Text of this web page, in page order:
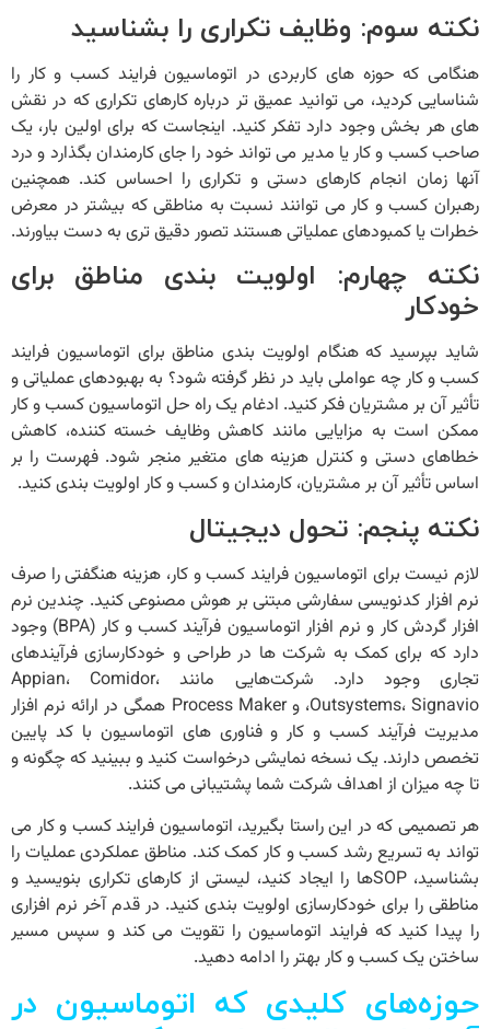
نکته سوم: وظایف تکراری را بشناسید
هنگامی که حوزه های کاربردی در اتوماسیون فرایند کسب و کار را
شناسایی کردید، می توانید عمیق تر درباره کارهای تکراری که در نقش
های هر بخش وجود دارد تفکر کنید. اینجاست که برای اولین بار، یک
صاحب کسب و کار یا مدیر می تواند خود را جای کارمندان بگذارد و درد
آنها زمان انجام کارهای دستی و تکراری را احساس کند. همچنین
رهبران کسب ‌و کار می ‌توانند نسبت به مناطقی که بیشتر در معرض
خطرات یا کمبودهای عملیاتی هستند تصور دقیق تری به دست بیاورند.
نکته چهارم: اولویت بندی مناطق برای
خودکار
شاید بپرسید که هنگام اولویت بندی مناطق برای اتوماسیون فرایند
کسب و کار چه عواملی باید در نظر گرفته شود؟ به بهبودهای عملیاتی و
تأثیر آن بر مشتریان فکر کنید. ادغام یک راه حل اتوماسیون کسب و کار
ممکن است به مزایایی مانند کاهش وظایف خسته کننده، کاهش
خطاهای دستی و کنترل هزینه های متغیر منجر شود. فهرست را بر
اساس تأثیر آن بر مشتریان، کارمندان و کسب و کار اولویت بندی کنید.
نکته پنجم: تحول دیجیتال
لازم نیست برای اتوماسیون فرایند کسب و کار، هزینه هنگفتی را صرف
نرم ‌افزار کدنویسی سفارشی مبتنی بر هوش مصنوعی کنید. چندین نرم
افزار گردش کار و نرم افزار اتوماسیون فرآیند کسب و کار (BPA) وجود
دارد که برای کمک به شرکت ها در طراحی و خودکارسازی فرآیندهای
تجاری وجود دارد. شرکت‌هایی مانند Appian، Comidor،
Outsystems، Signavio، و Process Maker همگی در ارائه نرم‌ افزار
مدیریت فرآیند کسب ‌و کار و فناوری‌ های اتوماسیون با کد پایین
تخصص دارند. یک نسخه نمایشی درخواست کنید و ببینید که چگونه و
تا چه میزان از اهداف شرکت شما پشتیبانی می کنند.
هر تصمیمی که در این راستا بگیرید، اتوماسیون فرایند کسب و کار می
تواند به تسریع رشد کسب و کار کمک کند. مناطق عملکردی عملیات را
بشناسید، SOPها را ایجاد کنید، لیستی از کارهای تکراری بنویسید و
مناطقی را برای خودکارسازی اولویت بندی کنید. در قدم آخر نرم افزاری
را پیدا کنید که فرایند اتوماسیون را تقویت می کند و سپس مسیر
ساختن یک کسب و کار بهتر را ادامه دهید.
حوزه‌های کلیدی که اتوماسیون در